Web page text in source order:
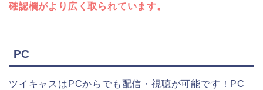
確認欄がより広く取られています。
PC
ツイキャスはPCからでも配信・視聴が可能です！PC